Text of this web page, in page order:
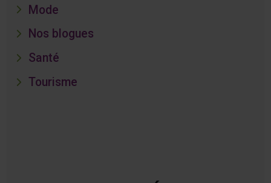
Mode
Nos blogues
Santé
Tourisme